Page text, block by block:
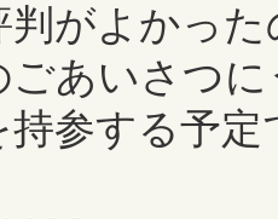
判がよかっ
ごあいさつ
持参する予定